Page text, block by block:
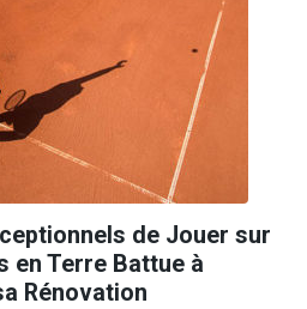
de Jouer sur
en Terre Battue à
Rénovation